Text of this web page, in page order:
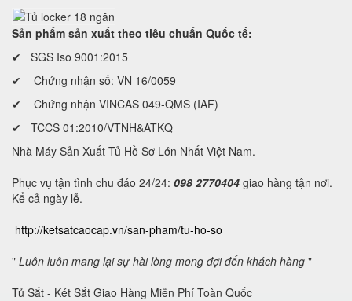
Sản phẩm sản xuất theo tiêu chuẩn Quốc tế:
✔ SGS Iso 9001:2015
✔ Chứng nhận số: VN 16/0059
✔ Chứng nhận VINCAS 049-QMS (IAF)
✔ TCCS 01:2010/VTNH&ATKQ
Nhà Máy Sản Xuất Tủ Hồ Sơ Lớn Nhất Việt Nam.
Phục vụ tận tình chu đáo 24/24: 098 2770404 giao hàng tận nơi.
Kể cả ngày lễ.
http://ketsatcaocap.vn/san-pham/tu-ho-so
" Luôn luôn mang lại sự hài lòng mong đợi đến khách hàng "
Tủ Sắt - Két Sắt Giao Hàng Miễn Phí Toàn Quốc